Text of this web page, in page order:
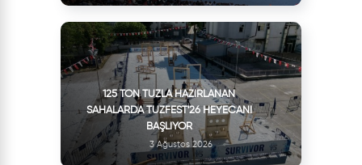
125 TON TUZLA HAZIRLANAN
SAHALARDA TUZFEST'26 HEYECANI
BAŞLIYOR
3 Ağustos 2026